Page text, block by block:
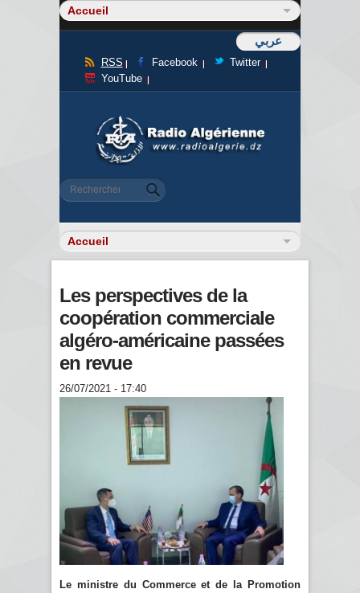
عربي
RSS Facebook
Twitter
YouTube
Formulaire de recherche
Rechercher
Les perspectives de la
coopération commerciale
algéro-américaine passées
en revue
26/07/2021 - 17:40
Le ministre du Commerce et de la Promotion